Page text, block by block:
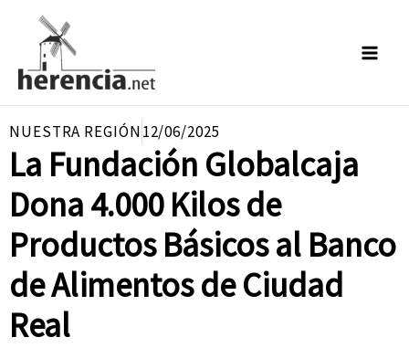
contenido
NUESTRA REGIÓN12/06/2025
La Fundación Globalcaja
Dona 4.000 Kilos de
Productos Básicos al Banco
de Alimentos de Ciudad
Real